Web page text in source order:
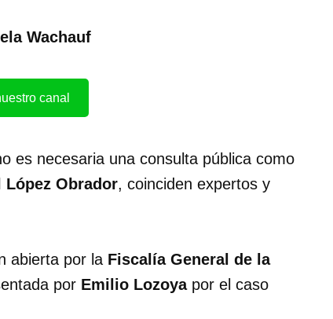
Wachauf
canal
es necesaria una consulta pública como
López Obrador, coinciden expertos y
abierta por la Fiscalía General de la
por Emilio Lozoyapor el caso